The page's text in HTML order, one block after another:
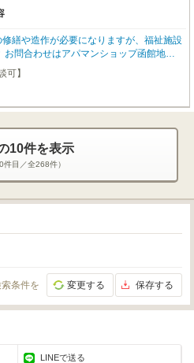
繕や造作が必要になりますが、福祉施設
問合わせはアパマンショップ函館地域
まで☆
可】
10件を表示
件目／全268件）
条件を 変更する 保存する
LINEで送る